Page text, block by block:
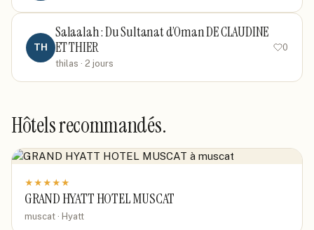
TH
Salaalah : Du Sultanat d’Oman DE CLAUDINE
ET THIER
thilas · 2 jours
0
Hôtels recommandés.
★ ★ ★ ★ ★
GRAND HYATT HOTEL MUSCAT
muscat · Hyatt